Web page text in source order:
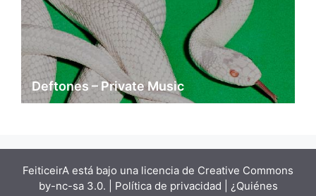
Deftones – Private Music
FeiticeirA está bajo una licencia de Creative Commons
by-nc-sa 3.0. | Política de privacidad | ¿Quiénes